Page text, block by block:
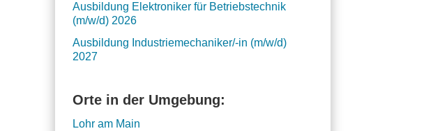
Ausbildung Elektroniker für Betriebstechnik
(m/w/d) 2026
Ausbildung Industriemechaniker/-in (m/w/d)
2027
Orte in der Umgebung:
Lohr am Main